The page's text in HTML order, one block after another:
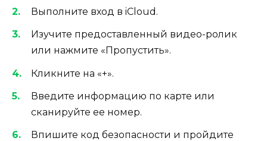
Выполните вход в iCloud.
Изучите предоставленный видео-ролик
или нажмите «Пропустить».
Кликните на «+».
Введите информацию по карте или
сканируйте ее номер.
Впишите код безопасности и пройдите